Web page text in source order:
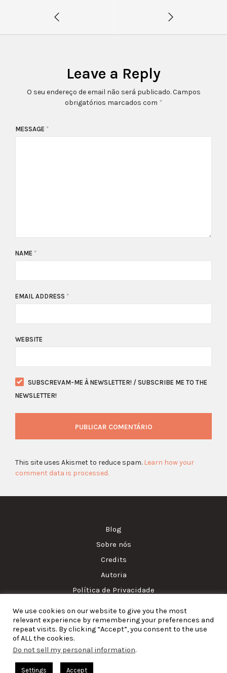
Leave a Reply
O seu endereço de email não será publicado. Campos
obrigatórios marcados com *
MESSAGE *
NAME *
EMAIL ADDRESS *
WEBSITE
SUBSCREVAM-ME À NEWSLETTER! / SUBSCRIBE ME TO THE
NEWSLETTER!
This site uses Akismet to reduce spam. Learn how your
comment data is processed.
Blog
Sobre nós
Credits
Autoria
Política de Privacidade
© Amass. Cook. 2015-2025. All rights reserved. RNAAT
1157/2024.
We use cookies on our website to give you the most
relevant experience by remembering your preferences and
repeat visits. By clicking “Accept”, you consent to the use
of ALL the cookies.
Do not sell my personal information.
Settings Accept
English